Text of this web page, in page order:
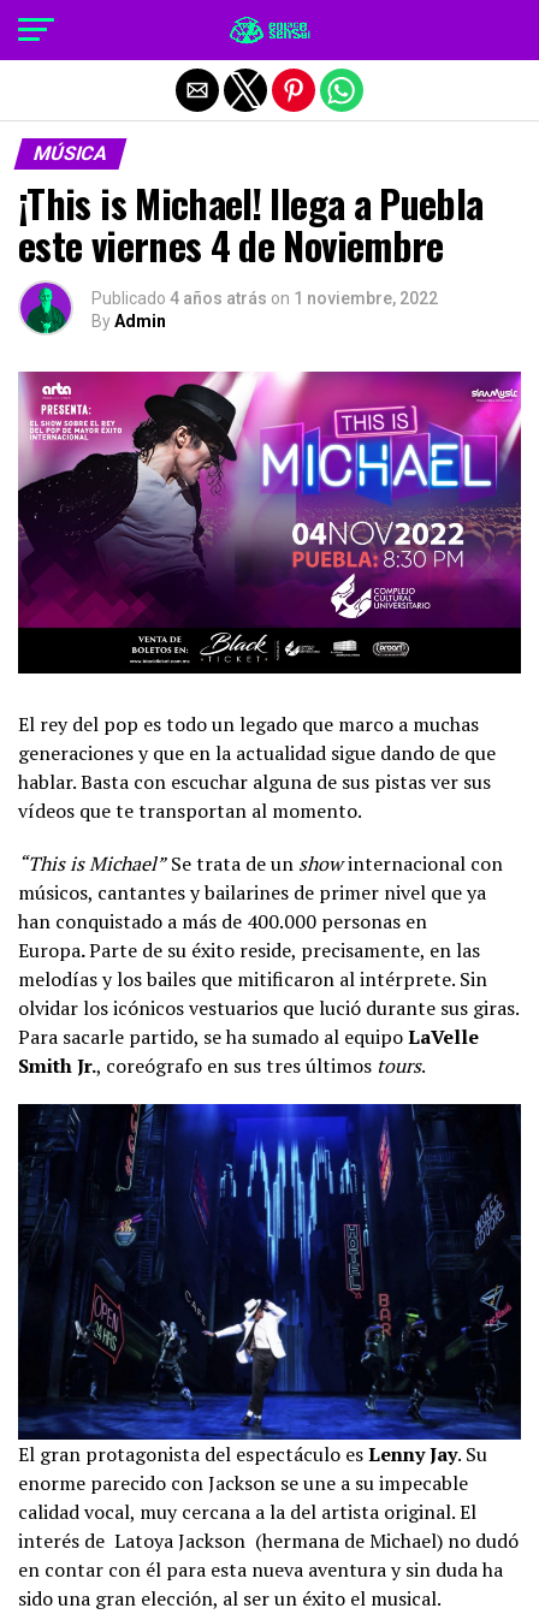
MÚSICA
¡This is Michael! llega a Puebla
este viernes 4 de Noviembre
Publicado 4 años atrás on 1 noviembre, 2022
ByAdmin
El rey del pop es todo un legado que marco a muchas
generaciones y que en la actualidad sigue dando de que
hablar. Basta con escuchar alguna de sus pistas ver sus
vídeos que te transportan al momento.
“This is Michael”Se trata de un showinternacional con
músicos, cantantes y bailarines de primer nivel que ya
han conquistado a más de 400.000 personas en
Europa.Parte de su éxito reside, precisamente, en las
melodías y los bailes que mitificaron al intérprete. Sin
olvidar los icónicos vestuarios que lució durante sus giras.
Para sacarle partido, se ha sumado al equipoLaVelle
Smith Jr., coreógrafo en sus tres últimos tours.
El gran protagonista del espectáculo esLenny Jay. Su
enorme parecido con Jackson se une a su impecable
calidad vocal, muy cercana a la del artista original. El
interés de Latoya Jackson (hermana de Michael) no dudó
en contar con él para esta nueva aventura y sin duda ha
sido una gran elección, al ser un éxito el musical.
Salir de la versión móvil